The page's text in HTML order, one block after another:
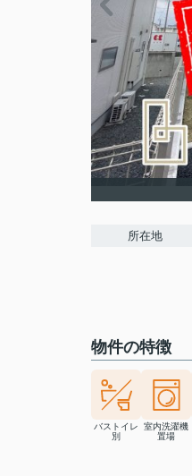
所在地
物件の特徴
バストイレ
別
室内洗濯機
置場